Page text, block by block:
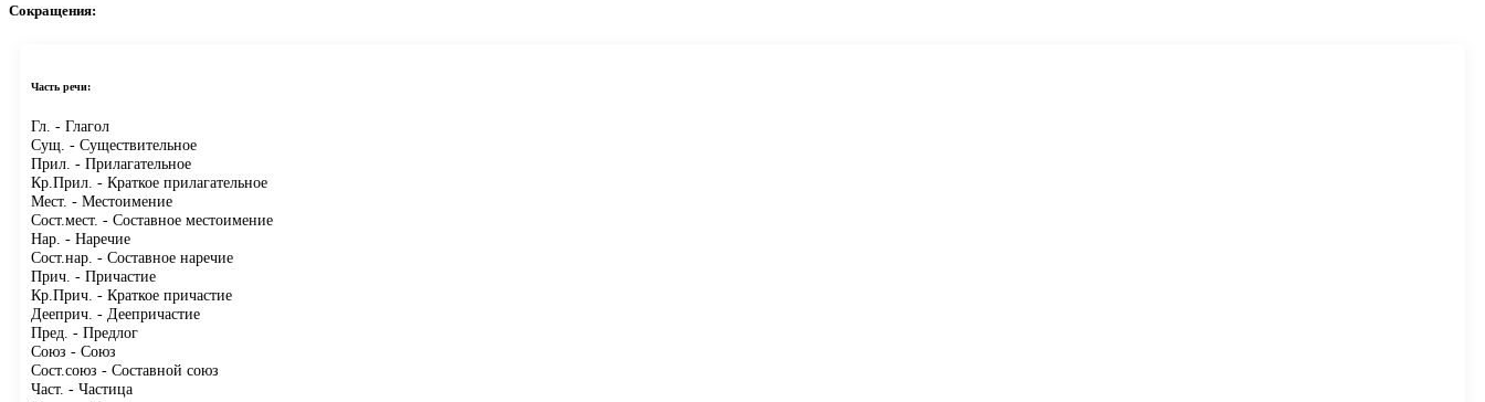
Сокращения:
Часть речи:
Гл. - Глагол
Сущ. - Существительное
Прил. - Прилагательное
Кр.Прил. - Краткое прилагательное
Мест. - Местоимение
Сост.мест. - Составное местоимение
Нар. - Наречие
Сост.нар. - Составное наречие
Прич. - Причастие
Кр.Прич. - Краткое причастие
Дееприч. - Деепричастие
Пред. - Предлог
Союз - Союз
Сост.союз - Составной союз
Част. - Частица